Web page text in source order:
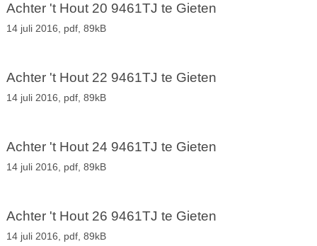
Achter 't Hout 20 9461TJ te Gieten
14 juli 2016, pdf, 89kB
Achter 't Hout 22 9461TJ te Gieten
14 juli 2016, pdf, 89kB
Achter 't Hout 24 9461TJ te Gieten
14 juli 2016, pdf, 89kB
Achter 't Hout 26 9461TJ te Gieten
14 juli 2016, pdf, 89kB